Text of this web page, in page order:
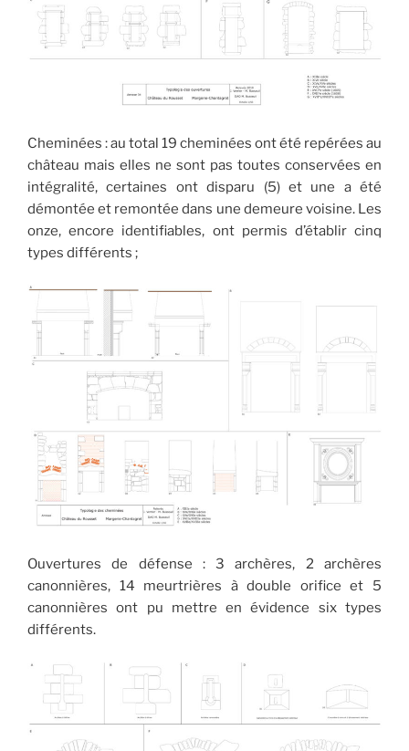
Cheminées : au total 19 cheminées ont été repérées au
château mais elles ne sont pas toutes conservées en
intégralité, certaines ont disparu (5) et une a été
démontée et remontée dans une demeure voisine. Les
onze, encore identifiables, ont permis d’établir cinq
types différents ;
Ouvertures de défense : 3 archères, 2 archères
canonnières, 14 meurtrières à double orifice et 5
canonnières ont pu mettre en évidence six types
différents.